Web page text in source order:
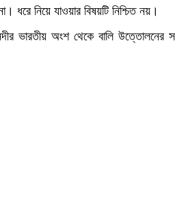
ধরে নিয়ে যাওয়ার বিষয়টি নিশ্চিত নয়।
নদীর ভারতীয় অংশ থেকে বালি উত্তোলনের